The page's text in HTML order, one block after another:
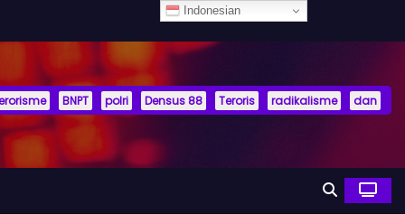
BNPT polri Densus 88 Teroris radikalisme dan
Indonesian